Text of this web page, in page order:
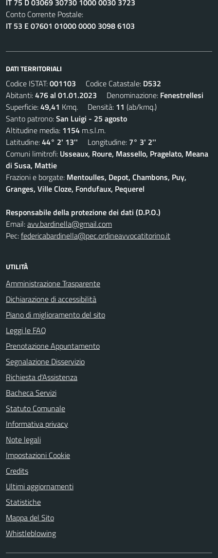
IT 75 D 03069 30730 1000 0030 3723
Conto Corrente Postale:
IT 53 E 07601 01000 0000 3098 6103
DATI TERRITORIALI
Codice ISTAT:001103 Codice Catastale: D532
Abitanti:476 al 01.01.2023 Denominazione: Fenestrellesi
Superficie:49,41 Kmq. Densità: 11 (ab/kmq.)
Santo patrono:San Luigi - 25 agosto
Altitudine media: 1154 m.s.l.m.
Latitudine:44° 2' 13'' Longitudine: 7° 3' 2''
Comuni limitrofi: Usseaux, Roure, Massello, Pragelato, Meana
di Susa, Mattie
Frazioni e borgate: Mentoulles, Depot, Chambons, Puy,
Granges, Ville Cloze, Fondufaux, Pequerel
Responsabile della protezione dei dati (D.P.O.)
Email:avv.bardinella@gmail.com
Pec:federicabardinella@pec.ordineavvocatitorino.it
UTILITÀ
Amministrazione Trasparente
Dichiarazione di accessibilità
Piano di miglioramento del sito
Leggi le FAQ
Prenotazione Appuntamento
Segnalazione Disservizio
Richiesta d'Assistenza
Bacheca Servizi
Statuto Comunale
Informativa privacy
Note legali
Impostazioni Cookie
Credits
Ultimi aggiornamenti
Statistiche
Mappa del Sito
Whistleblowing